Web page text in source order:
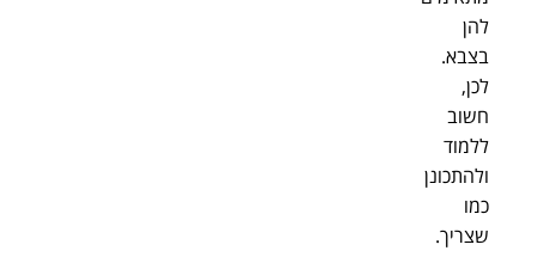
להן
בצבא.
לכן,
חשוב
ללמוד
ולהתכונן
כמו
שצריך.